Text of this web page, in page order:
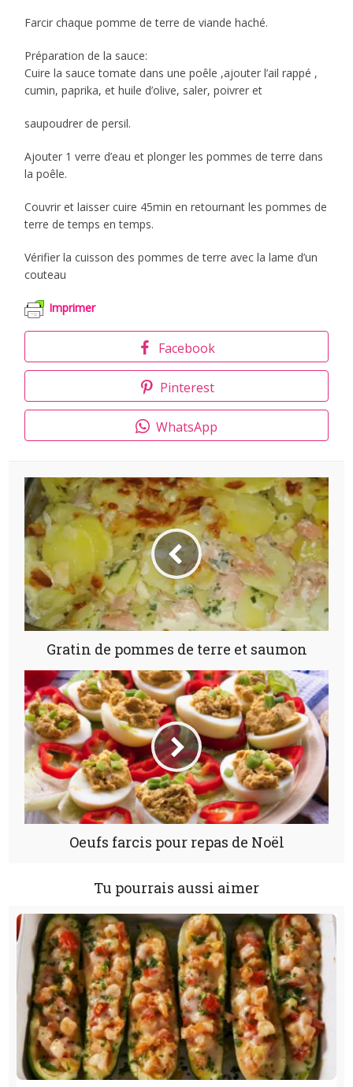
Farcir chaque pomme de terre de viande haché.
Préparation de la sauce:
Cuire la sauce tomate dans une poêle ,ajouter l’ail rappé ,
cumin, paprika, et huile d’olive, saler, poivrer et
saupoudrer de persil.
Ajouter 1 verre d’eau et plonger les pommes de terre dans
la poêle.
Couvrir et laisser cuire 45min en retournant les pommes de
terre de temps en temps.
Vérifier la cuisson des pommes de terre avec la lame d’un
couteau
Imprimer
Facebook
Pinterest
WhatsApp
Gratin de pommes de terre et saumon
Oeufs farcis pour repas de Noël
Tu pourrais aussi aimer